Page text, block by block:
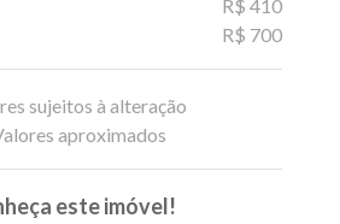
R$ 410
R$ 700
sujeitos à alteração
aproximados
este imóvel!